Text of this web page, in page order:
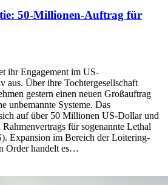
50-Millionen-Auftrag für
ihr Engagement im US-
aus. Über ihre Tochtergesellschaft
gestern einen neuen Großauftrag
unbemannte Systeme. Das
auf über 50 Millionen US-Dollar und
für sogenannte Lethal
Expansion im Bereich der Loitering-
Order handelt es…